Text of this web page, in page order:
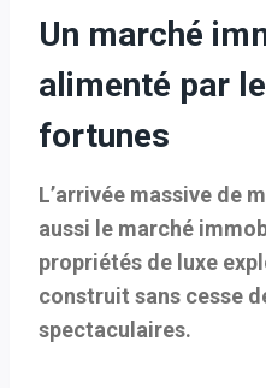
Un marché
alimenté par
fortunes
L’arrivée massive de
aussi le marché
propriétés de luxe
construit sans cesse
spectaculaires.